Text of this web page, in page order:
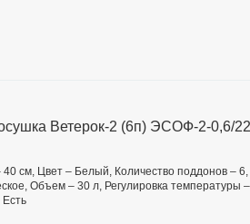
Ветерок-2 (6п) ЭСОФ-2-0,6/
см, Цвет – Белый, Количество поддонов –
Объем – 30 л, Регулировка температуры